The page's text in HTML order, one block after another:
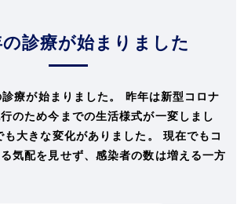
の診療が始まりました
療が始まりました。 昨年は新型コロナ
のため今までの生活様式が一変しまし
大きな変化がありました。 現在でもコ
気配を見せず、感染者の数は増える一方